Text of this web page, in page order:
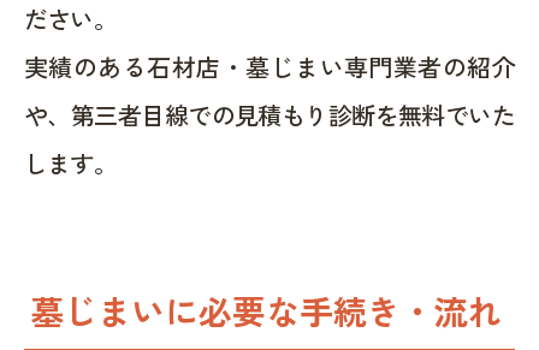
ださい。
実績のある石材店・墓じまい専門業者の紹介
や、第三者目線での見積もり診断を無料でいた
します。
墓じまいに必要な手続き・流れ